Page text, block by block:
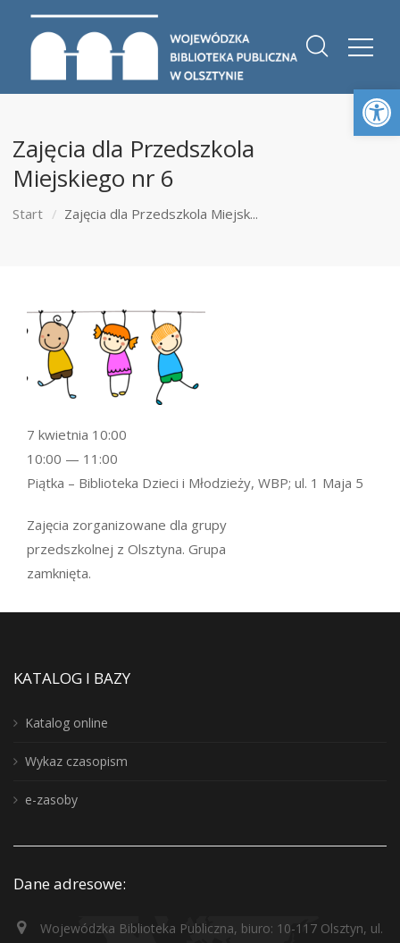
Zajęcia dla Przedszkola
Miejskiego nr 6
Start Zajęcia dla Przedszkola Miejsk...
Zajęcia zorganizowane dla grupy
przedszkolnej z Olsztyna. Grupa
zamknięta.
7 kwietnia 10:00
10:00 — 11:00
Piątka – Biblioteka Dzieci i Młodzieży, WBP; ul. 1 Maja 5
KATALOG I BAZY
Katalog online
Wykaz czasopism
e-zasoby
Dane adresowe:
Wojewódzka Biblioteka Publiczna, biuro: 10-117 Olsztyn, ul.